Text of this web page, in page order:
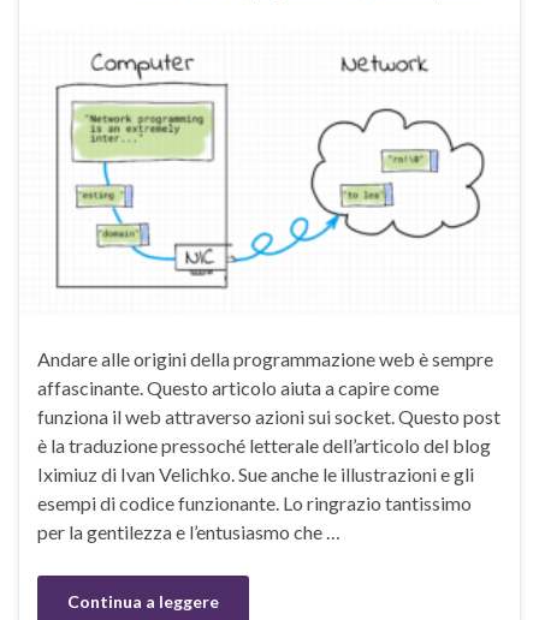
Andare alle origini della programmazione web è sempre
affascinante. Questo articolo aiuta a capire come
funziona il web attraverso azioni sui socket. Questo post
è la traduzione pressoché letterale dell’articolo del blog
Iximiuz di Ivan Velichko. Sue anche le illustrazioni e gli
esempi di codice funzionante. Lo ringrazio tantissimo
per la gentilezza e l’entusiasmo che …
Continua a leggere